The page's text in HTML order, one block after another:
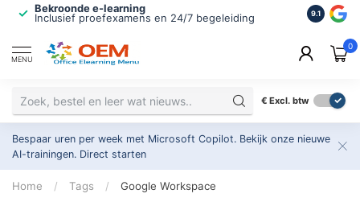
Bekroonde e-learning
Inclusief proefexamens en 24/7 begeleiding
ISO
2.500+
9.1
MENU
0
€ Excl. btw
Bespaar uren per week met Microsoft Copilot. Bekijk onze nieuwe
AI-trainingen. Direct starten
Home / Tags / Google Workspace